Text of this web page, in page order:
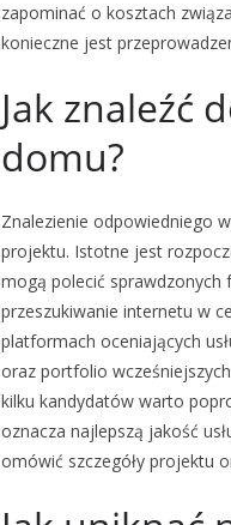
zapominać o kosztach
konieczne jest
Jak znaleźć
domu?
Znalezienie odpowiedniego
projektu. Istotne jest
mogą polecić
przeszukiwanie internetu w
platformach oceniających
oraz portfolio
kilku kandydatów warto
oznacza najlepszą jakość
omówić szczegóły projektu